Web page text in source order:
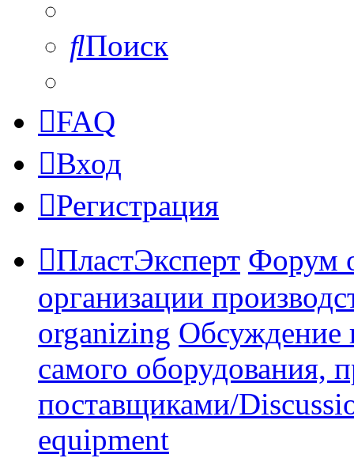
Поиск
FAQ
Вход
Регистрация
ПластЭксперт Форум
организации
organizing Обсуждение
самого оборудования,
поставщиками/
equipment